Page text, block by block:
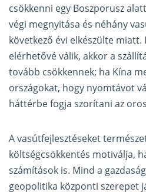
csökkenni egy Boszporusz
végi megnyitása és néhány
következő évi elkészülte
elérhetővé válik, akkor a
tovább csökkennek; ha Kína
országokat, hogy nyomtávot
háttérbe fogja szorítani az
A vasútfejlesztéseket
költségcsökkentés motiválja,
számítások is. Mind a
geopolitika központi szerepet